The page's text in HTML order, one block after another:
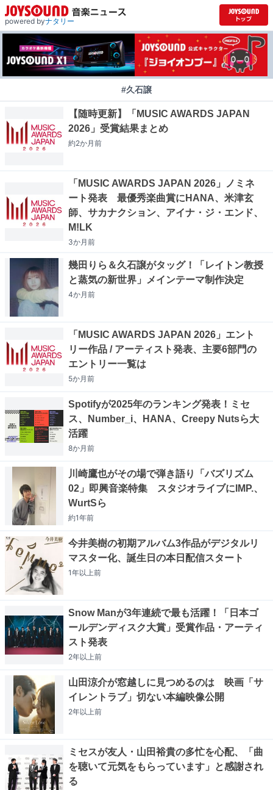
powered byナタリー
#久石譲
【随時更新】「MUSIC AWARDS JAPAN
2026」受賞結果まとめ
約2か月前
「MUSIC AWARDS JAPAN 2026」ノミネ
ート発表 最優秀楽曲賞にHANA、米津玄
師、サカナクション、アイナ・ジ・エンド、
M!LK
3か月前
幾田りら＆久石譲がタッグ！「レイトン教授
と蒸気の新世界」メインテーマ制作決定
4か月前
「MUSIC AWARDS JAPAN 2026」エント
リー作品 / アーティスト発表、主要6部門の
エントリー一覧は
5か月前
Spotifyが2025年のランキング発表！ミセ
ス、Number_i、HANA、Creepy Nutsら大
活躍
8か月前
川崎鷹也がその場で弾き語り「バズリズム
02」即興音楽特集 スタジオライブにIMP.、
WurtSら
約1年前
今井美樹の初期アルバム3作品がデジタルリ
マスター化、誕生日の本日配信スタート
1年以上前
Snow Manが3年連続で最も活躍！「日本ゴ
ールデンディスク大賞」受賞作品・アーティ
スト発表
2年以上前
山田涼介が窓越しに見つめるのは 映画「サ
イレントラブ」切ない本編映像公開
2年以上前
ミセスが友人・山田裕貴の多忙を心配、「曲
を聴いて元気をもらっています」と感謝され
る